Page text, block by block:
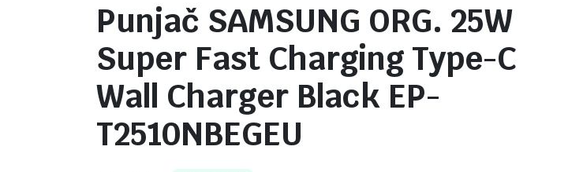
Punjač SAMSUNG ORG. 25W
Super Fast Charging Type-C
Wall Charger Black EP-
T2510NBEGEU